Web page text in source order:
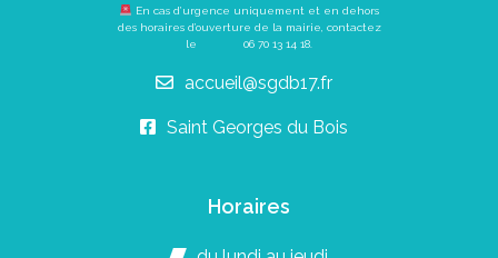
En cas d’urgence uniquement et en dehors
des horaires d’ouverture de la mairie, contactez
le 06 70 13 14 18
accueil@sgdb17.fr
Saint Georges du Bois
Horaires